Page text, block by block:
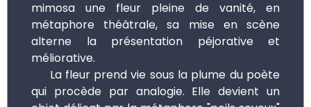
mimosa une fleur pleine de vanité, en
métaphore théâtrale, sa mise en scène
alterne la présentation péjorative et
méliorative.
La fleur prend vie sous la plume du poète
qui procède par analogie. Elle devient un